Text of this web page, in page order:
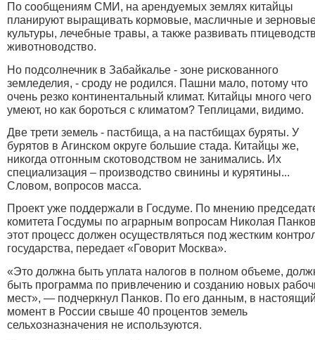
По сообщениям СМИ, на арендуемых землях китайцы
планируют выращивать кормовые, масличные и
культуры, лечебные травы, а также развивать
животноводство.
Но подсолнечник в Забайкалье - зоне рискованного
земледелия, - сроду не родился. Пашни мало, потому что
очень резко континентальный климат. Китайцы много чего
умеют, но как бороться с климатом? Теплицами, видимо.
Две трети земель - пастбища, а на пастбищах буряты. У
бурятов в Агинском округе большие стада. Китайцы же,
никогда отгонным скотоводством не занимались. Их
специализация – производство свинины и курятины...
Словом, вопросов масса.
Проект уже поддержали в Госдуме. По мнению
комитета Госдумы по аграрным вопросам Николая
этот процесс должен осуществляться под жестким
государства, передает «Говорит Москва».
«Это должна быть уплата налогов в полном объеме,
быть программа по привлечению и созданию новых
мест», — подчеркнул Панков. По его данным, в
момент в России свыше 40 процентов земель
сельхозназначения не используются.